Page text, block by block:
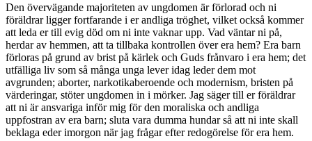
Den övervägande majoriteten av ungdomen är förlorad och ni
föräldrar ligger fortfarande i er andliga tröghet, vilket också kommer
att leda er till evig död om ni inte vaknar upp. Vad väntar ni på,
herdar av hemmen, att ta tillbaka kontrollen över era hem? Era barn
förloras på grund av brist på kärlek och Guds frånvaro i era hem; det
utfälliga liv som så många unga lever idag leder dem mot
avgrunden; aborter, narkotikaberoende och modernism, bristen på
värderingar, stöter ungdomen in i mörker. Jag säger till er föräldrar
att ni är ansvariga inför mig för den moraliska och andliga
uppfostran av era barn; sluta vara dumma hundar så att ni inte skall
beklaga eder imorgon när jag frågar efter redogörelse för era hem.